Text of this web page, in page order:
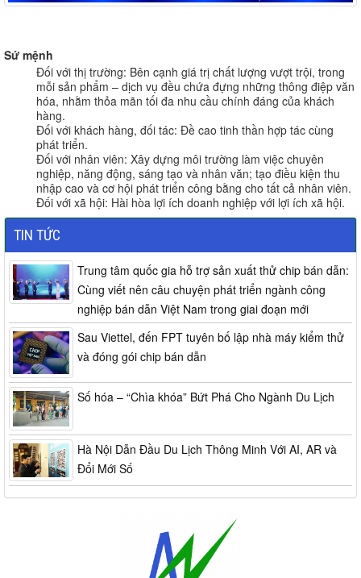
Sứ mệnh
Đối với thị trường: Bên cạnh giá trị chất lượng vượt trội, trong
mỗi sản phẩm – dịch vụ đều chứa đựng những thông điệp văn
hóa, nhằm thỏa mãn tối đa nhu cầu chính đáng của khách
hàng.
Đối với khách hàng, đối tác: Đề cao tinh thần hợp tác cùng
phát triển.
Đối với nhân viên: Xây dựng môi trường làm việc chuyên
nghiệp, năng động, sáng tạo và nhân văn; tạo điều kiện thu
nhập cao và cơ hội phát triển công bằng cho tất cả nhân viên.
Đối với xã hội: Hài hòa lợi ích doanh nghiệp với lợi ích xã hội.
TIN TỨC
Trung tâm quốc gia hỗ trợ sản xuất thử chip bán dẫn:
Cùng viết nên câu chuyện phát triển ngành công
nghiệp bán dẫn Việt Nam trong giai đoạn mới
Sau Viettel, đến FPT tuyên bố lập nhà máy kiểm thử
và đóng gói chip bán dẫn
Số hóa – “Chìa khóa” Bứt Phá Cho Ngành Du Lịch
Hà Nội Dẫn Đầu Du Lịch Thông Minh Với AI, AR và
Đổi Mới Số